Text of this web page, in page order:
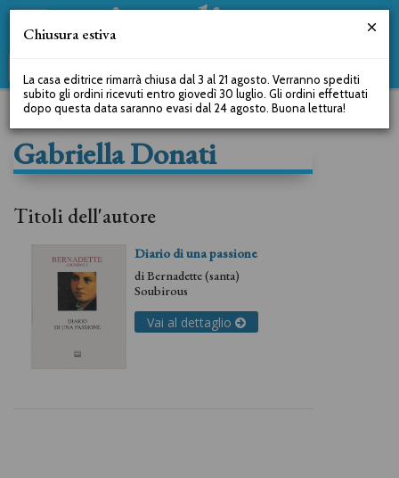
Gabriella Donati
Titoli dell'autore
Diario di una passione
diBernadette (santa)
Soubirous
Vai al dettaglio
Chiusura estiva
La casa editrice rimarrà chiusa dal 3 al 21 agosto. Verranno spediti
subito gli ordini ricevuti entro giovedì 30 luglio. Gli ordini effettuati
dopo questa data saranno evasi dal 24 agosto. Buona lettura!